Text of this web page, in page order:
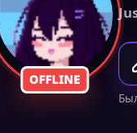
OFFLINE